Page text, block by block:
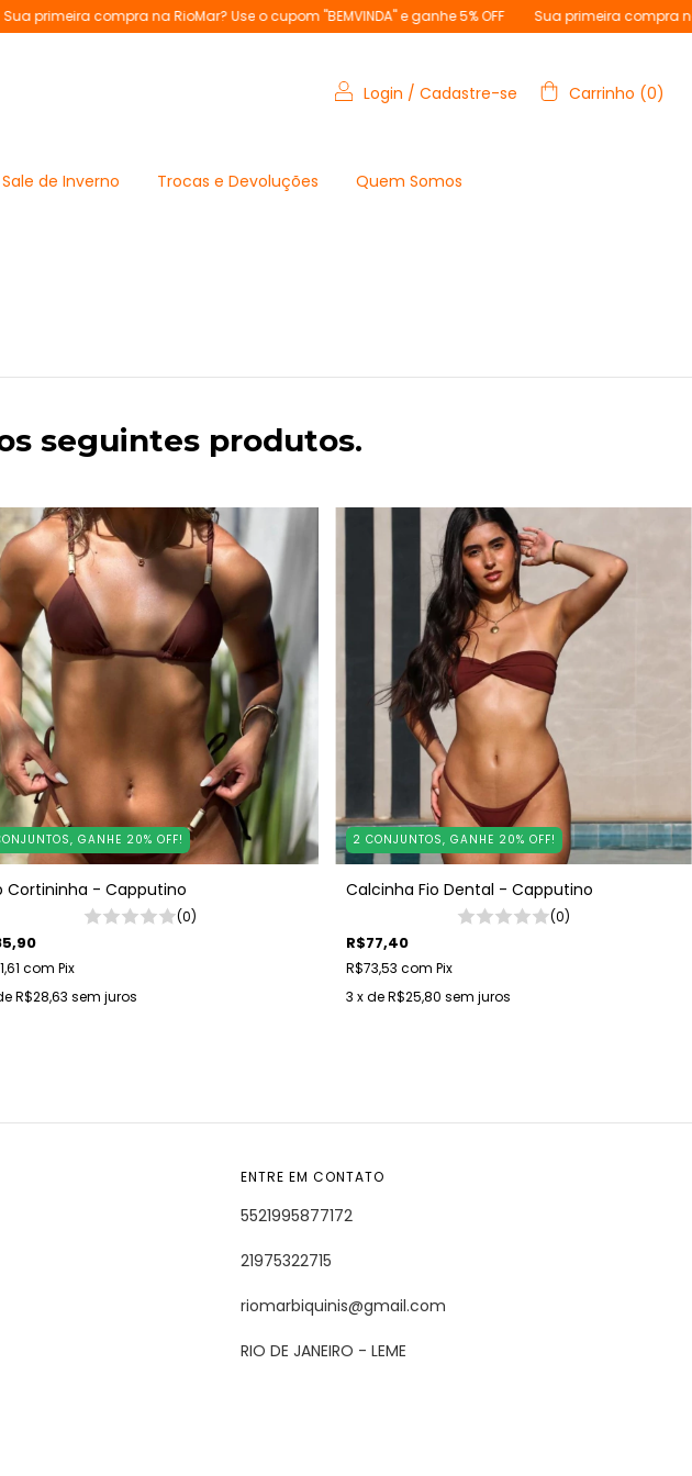
compra na RioMar? Use o cupom "BEMVINDA" e ganhe 5% OFF Sua primeira compra na
Login / Cadastre-se Carrinho (0)
Sale de Inverno Trocas e Devoluções Quem Somos
seguintes produtos.
GANHE 20% OFF!
Cortininha - Capputino
(0)
com Pix
R$28,63 sem juros
2 CONJUNTOS, GANHE 20% OFF!
Calcinha Fio Dental - Capputino
(0)
R$77,40
R$73,53com Pix
3 x deR$25,80 sem juros
ENTRE EM CONTATO
5521995877172
21975322715
riomarbiquinis@gmail.com
RIO DE JANEIRO - LEME